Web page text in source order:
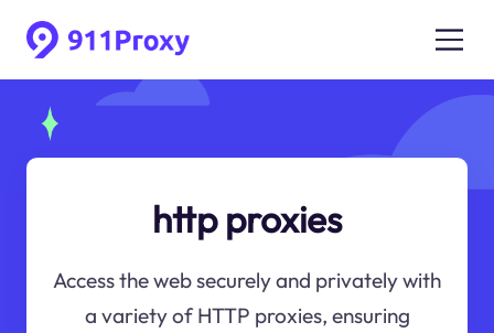
http proxies
Access the web securely and privately with
a variety of HTTP proxies, ensuring